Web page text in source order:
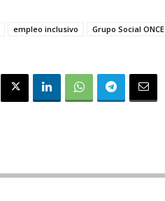
empleo inclusivo Grupo Social ONCE